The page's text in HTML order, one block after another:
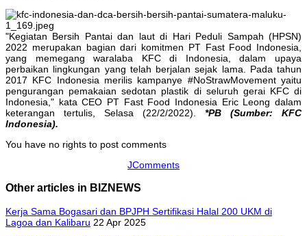
"Kegiatan Bersih Pantai dan laut di Hari Peduli Sampah (HPSN)
2022 merupakan bagian dari komitmen PT Fast Food Indonesia,
yang memegang waralaba KFC di Indonesia, dalam upaya
perbaikan lingkungan yang telah berjalan sejak lama. Pada tahun
2017 KFC Indonesia merilis kampanye #NoStrawMovement yaitu
pengurangan pemakaian sedotan plastik di seluruh gerai KFC di
Indonesia," kata CEO PT Fast Food Indonesia Eric Leong dalam
keterangan tertulis, Selasa (22/2/2022). *PB (Sumber: KFC
Indonesia).
You have no rights to post comments
JComments
Other articles in BIZNEWS
Kerja Sama Bogasari dan BPJPH Sertifikasi Halal 200 UKM di
Lagoa dan Kalibaru 22 Apr 2025